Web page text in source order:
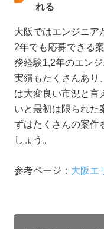
れる
大阪ではエンジニア
2年でも応募できる
務経験1,2年のエン
実績もたくさんあり
は大変良い市況と言
いと最初は限られた
ずはたくさんの案件
しょう。
参考ページ： 大阪エ